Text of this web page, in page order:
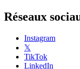
Réseaux
Instagram
𝕏
TikTok
LinkedIn